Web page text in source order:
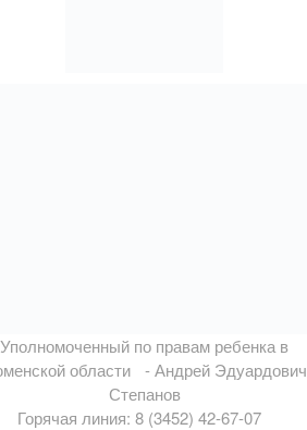
Уполномоченный по правам ребенка в
области - Андрей Эдуардович
Степанов
Горячая линия: 8 (3452) 42-67-07